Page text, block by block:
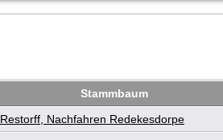
Stammbaum
Nachfahren Redekesdorpe